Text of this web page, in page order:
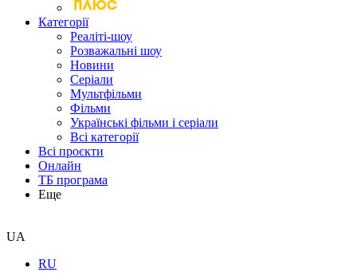
Категорії
Реаліті-шоу
Розважальні шоу
Новини
Серіали
Мультфільми
Фільми
Українські фільми і серіали
Всі категорії
Всі проєкти
Онлайн
ТБ програма
Еще
UA
RU